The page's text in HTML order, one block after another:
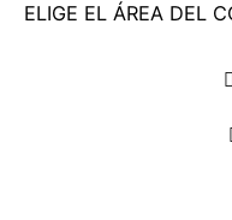
ELIGE EL ÁREA DEL